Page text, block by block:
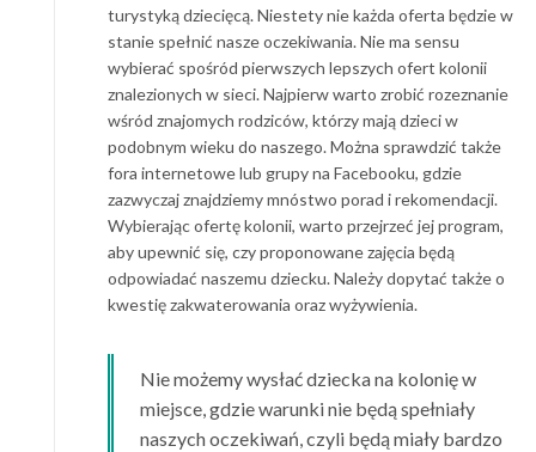
turystyką dziecięcą. Niestety nie każda oferta będzie w
stanie spełnić nasze oczekiwania. Nie ma sensu
wybierać spośród pierwszych lepszych ofert kolonii
znalezionych w sieci. Najpierw warto zrobić rozeznanie
wśród znajomych rodziców, którzy mają dzieci w
podobnym wieku do naszego. Można sprawdzić także
fora internetowe lub grupy na Facebooku, gdzie
zazwyczaj znajdziemy mnóstwo porad i rekomendacji.
Wybierając ofertę kolonii, warto przejrzeć jej program,
aby upewnić się, czy proponowane zajęcia będą
odpowiadać naszemu dziecku. Należy dopytać także o
kwestię zakwaterowania oraz wyżywienia.
Nie możemy wysłać dziecka na kolonię w
miejsce, gdzie warunki nie będą spełniały
naszych oczekiwań, czyli będą miały bardzo